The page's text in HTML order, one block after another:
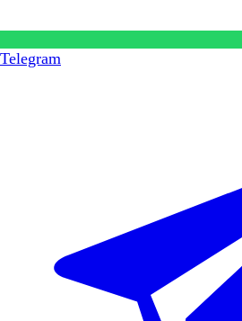
Telegram